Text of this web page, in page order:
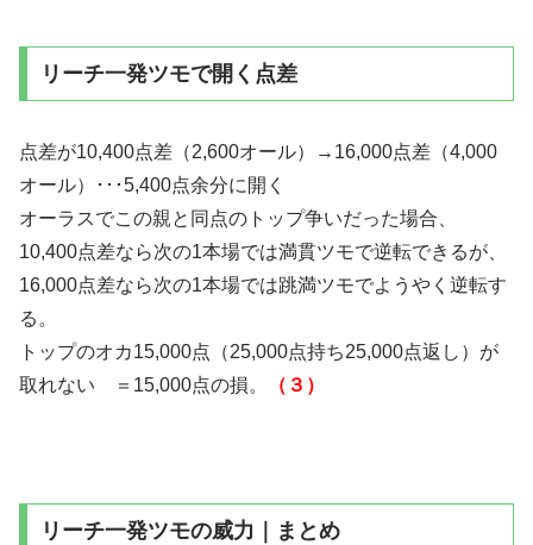
リーチ一発ツモで開く点差
点差が10,400点差（2,600オール）→16,000点差（4,000
オール）･･･5,400点余分に開く
オーラスでこの親と同点のトップ争いだった場合、
10,400点差なら次の1本場では満貫ツモで逆転できるが、
16,000点差なら次の1本場では跳満ツモでようやく逆転す
る。
トップのオカ15,000点（25,000点持ち25,000点返し）が
取れない ＝15,000点の損。
（３）
リーチ一発ツモの威力｜まとめ